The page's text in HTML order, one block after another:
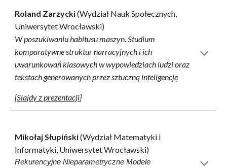
Roland Zarzycki(Wydział Nauk Społecznych,
Uniwersytet Wrocławski)
W poszukiwaniu habitusu maszyn. Studium
komparatywne struktur narracyjnych i ich
uwarunkowań klasowych w wypowiedziach ludzi oraz
tekstach generowanych przez sztuczną inteligencję
[Slajdy z prezentacji]
Mikołaj Słupiński(Wydział Matematyki i
Informatyki, Uniwersytet Wrocławski)
Rekurencyjne Nieparametryczne Modele